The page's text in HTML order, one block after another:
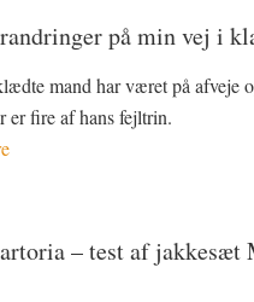
på min vej i
mand har været på afveje
er fire af hans fejltrin.
– test af jakkesæt